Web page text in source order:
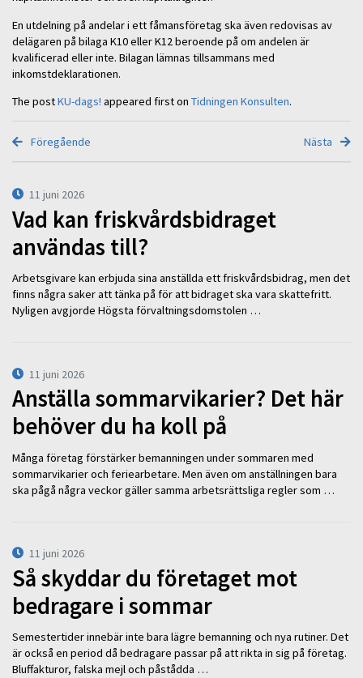
En utdelning på andelar i ett fåmansföretag ska även redovisas av
delägaren på bilaga K10 eller K12 beroende på om andelen är
kvalificerad eller inte. Bilagan lämnas tillsammans med
inkomstdeklarationen.
The postKU-dags! appeared first on Tidningen Konsulten.
Föregående Nästa
11 juni 2026
Vad kan friskvårdsbidraget
användas till?
Arbetsgivare kan erbjuda sina anställda ett friskvårdsbidrag, men det
finns några saker att tänka på för att bidraget ska vara skattefritt.
Nyligen avgjorde Högsta förvaltningsdomstolen …
11 juni 2026
Anställa sommarvikarier? Det här
behöver du ha koll på
Många företag förstärker bemanningen under sommaren med
sommarvikarier och feriearbetare. Men även om anställningen bara
ska pågå några veckor gäller samma arbetsrättsliga regler som …
11 juni 2026
Så skyddar du företaget mot
bedragare i sommar
Semestertider innebär inte bara lägre bemanning och nya rutiner. Det
är också en period då bedragare passar på att rikta in sig på företag.
Bluffakturor, falska mejl och påstådda …